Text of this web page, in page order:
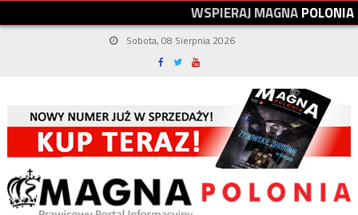
WSPIERAJMAGNAPOLONIA
Sobota, 08 Sierpnia 2026